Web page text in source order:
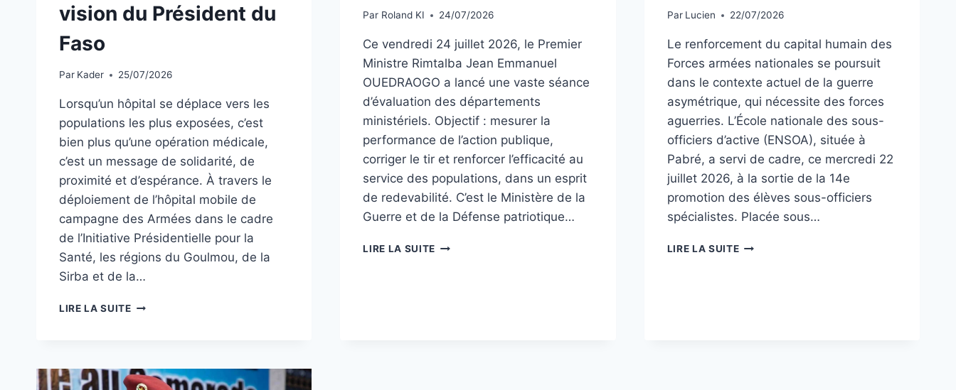
vision du Président du
Faso
Par Kader 25/07/2026
Lorsqu’un hôpital se déplace vers les
populations les plus exposées, c’est
bien plus qu’une opération médicale,
c’est un message de solidarité, de
proximité et d’espérance. À travers le
déploiement de l’hôpital mobile de
campagne des Armées dans le cadre
de l’Initiative Présidentielle pour la
Santé, les régions du Goulmou, de la
Sirba et de la…
LIRE LA SUITEGOULMOU,
L’HÔPITAL
Par Roland KI 24/07/2026
Ce vendredi 24 juillet 2026, le Premier
Ministre Rimtalba Jean Emmanuel
OUEDRAOGO a lancé une vaste séance
d’évaluation des départements
ministériels. Objectif : mesurer la
performance de l’action publique,
corriger le tir et renforcer l’efficacité au
service des populations, dans un esprit
de redevabilité. C’est le Ministère de la
Guerre et de la Défense patriotique…
LIRE LA SUITE BURKINA_FASO:
Par Lucien 22/07/2026
Le renforcement du capital humain des
Forces armées nationales se poursuit
dans le contexte actuel de la guerre
asymétrique, qui nécessite des forces
aguerries. L’École nationale des sous-
officiers d’active (ENSOA), située à
Pabré, a servi de cadre, ce mercredi 22
juillet 2026, à la sortie de la 14e
promotion des élèves sous-officiers
spécialistes. Placée sous…
LIRE LA SUITEBURKINA